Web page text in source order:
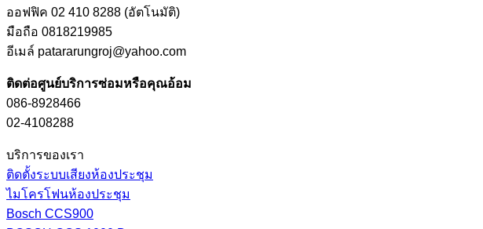
ออฟฟิค 02 410 8288 (อัตโนมัติ)
มือถือ 0818219985
อีเมล์ patararungroj@yahoo.com
ติดต่อศูนย์บริการซ่อมหรือคุณอ้อม
086-8928466
02-4108288
บริการของเรา
ติดตั้งระบบเสียงห้องประชุม
ไมโครโฟนห้องประชุม
Bosch CCS900